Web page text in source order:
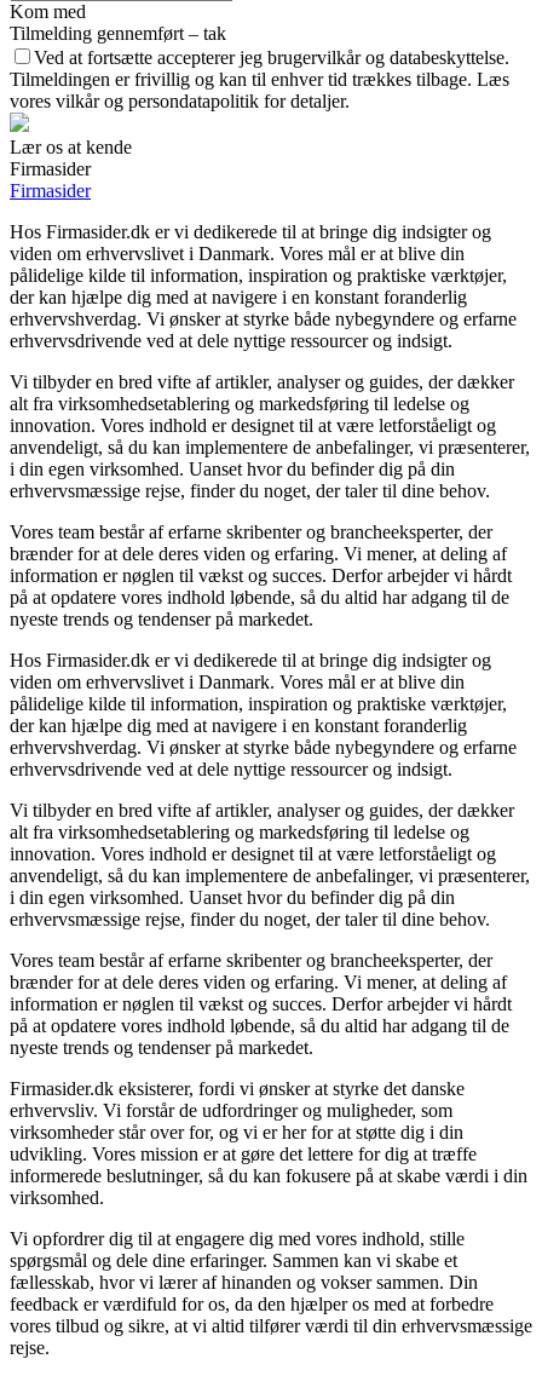
Kom med
Tilmelding gennemført – tak
Ved at fortsætte accepterer jeg brugervilkår og databeskyttelse.
Tilmeldingen er frivillig og kan til enhver tid trækkes tilbage. Læs
vores vilkår og persondatapolitik for detaljer.
Lær os at kende
Firmasider
Firmasider
Hos Firmasider.dk er vi dedikerede til at bringe dig indsigter og
viden om erhvervslivet i Danmark. Vores mål er at blive din
pålidelige kilde til information, inspiration og praktiske værktøjer,
der kan hjælpe dig med at navigere i en konstant foranderlig
erhvervshverdag. Vi ønsker at styrke både nybegyndere og erfarne
erhvervsdrivende ved at dele nyttige ressourcer og indsigt.
Vi tilbyder en bred vifte af artikler, analyser og guides, der dækker
alt fra virksomhedsetablering og markedsføring til ledelse og
innovation. Vores indhold er designet til at være letforståeligt og
anvendeligt, så du kan implementere de anbefalinger, vi præsenterer,
i din egen virksomhed. Uanset hvor du befinder dig på din
erhvervsmæssige rejse, finder du noget, der taler til dine behov.
Vores team består af erfarne skribenter og brancheeksperter, der
brænder for at dele deres viden og erfaring. Vi mener, at deling af
information er nøglen til vækst og succes. Derfor arbejder vi hårdt
på at opdatere vores indhold løbende, så du altid har adgang til de
nyeste trends og tendenser på markedet.
Hos Firmasider.dk er vi dedikerede til at bringe dig indsigter og
viden om erhvervslivet i Danmark. Vores mål er at blive din
pålidelige kilde til information, inspiration og praktiske værktøjer,
der kan hjælpe dig med at navigere i en konstant foranderlig
erhvervshverdag. Vi ønsker at styrke både nybegyndere og erfarne
erhvervsdrivende ved at dele nyttige ressourcer og indsigt.
Vi tilbyder en bred vifte af artikler, analyser og guides, der dækker
alt fra virksomhedsetablering og markedsføring til ledelse og
innovation. Vores indhold er designet til at være letforståeligt og
anvendeligt, så du kan implementere de anbefalinger, vi præsenterer,
i din egen virksomhed. Uanset hvor du befinder dig på din
erhvervsmæssige rejse, finder du noget, der taler til dine behov.
Vores team består af erfarne skribenter og brancheeksperter, der
brænder for at dele deres viden og erfaring. Vi mener, at deling af
information er nøglen til vækst og succes. Derfor arbejder vi hårdt
på at opdatere vores indhold løbende, så du altid har adgang til de
nyeste trends og tendenser på markedet.
Firmasider.dk eksisterer, fordi vi ønsker at styrke det danske
erhvervsliv. Vi forstår de udfordringer og muligheder, som
virksomheder står over for, og vi er her for at støtte dig i din
udvikling. Vores mission er at gøre det lettere for dig at træffe
informerede beslutninger, så du kan fokusere på at skabe værdi i din
virksomhed.
Vi opfordrer dig til at engagere dig med vores indhold, stille
spørgsmål og dele dine erfaringer. Sammen kan vi skabe et
fællesskab, hvor vi lærer af hinanden og vokser sammen. Din
feedback er værdifuld for os, da den hjælper os med at forbedre
vores tilbud og sikre, at vi altid tilfører værdi til din erhvervsmæssige
rejse.